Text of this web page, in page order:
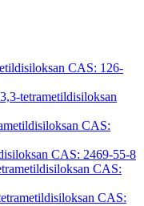
CAS: 126-
tetrametildisiloksan
CAS:
CAS: 2469-55-8
CAS:
CAS: